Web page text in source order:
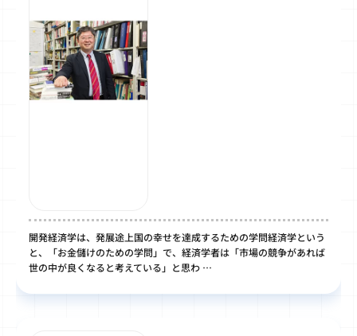
開発経済学は、発展途上国の幸せを達成するための学問経済学という
と、「お金儲けのための学問」で、経済学者は「市場の競争があれば
世の中が良くなると考えている」と思わ …